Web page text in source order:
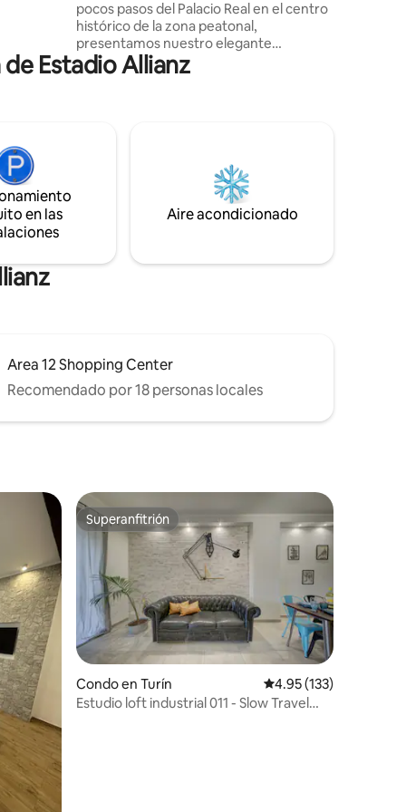
pocos pasos del Palacio Real en el centro
histórico de la zona peatonal,
presentamos nuestro elegante
apartamento en un edificio del siglo XVII
en el segundo piso sin ascensor. El lugar
aire acondicionado con dos unidades que
se pueden controlar de forma individual.
Wifi de última generación. ¡Nos vemos
Estadio Allianz
en las
Aire acondicionado
Area 12 Shopping Center
Recomendado por 18 personas locales
Superanfitrión
Superanfitrión
Condo en Turín Calificación promedio:
4.95 (133)
Estudio loft industrial 011 - Slow Travel